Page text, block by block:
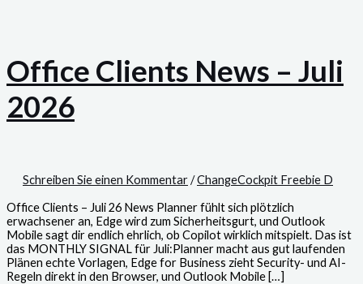
Office Clients News – Juli
2026
Schreiben Sie einen Kommentar/ChangeCockpit Freebie D
Office Clients – Juli 26 News Planner fühlt sich plötzlich
erwachsener an, Edge wird zum Sicherheitsgurt, und Outlook
Mobile sagt dir endlich ehrlich, ob Copilot wirklich mitspielt. Das ist
das MONTHLY SIGNAL für Juli:Planner macht aus gut laufenden
Plänen echte Vorlagen, Edge for Business zieht Security- und AI-
Regeln direkt in den Browser, und Outlook Mobile […]